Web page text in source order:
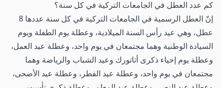
كم عدد العطل في الجامعات التركية في كل سنة؟
إنّ العطل الرسمية في الجامعات التركية في كل سنة عددها 8
عطل، وهي عيد رأس السنة الميلادية، وعطلة يوم الطفلة ويوم
السيادة الوطنية وهما مجتمعان في يوم واحد، وعطلة عيد العمل،
وعطلة يوم إحياء ذكرى أتاتورك وعيد الشباب والرياضة وهما
مجتمعان في يوم واحد، وعطلة عيد الفطر، وعطلة عيد الأضحى،